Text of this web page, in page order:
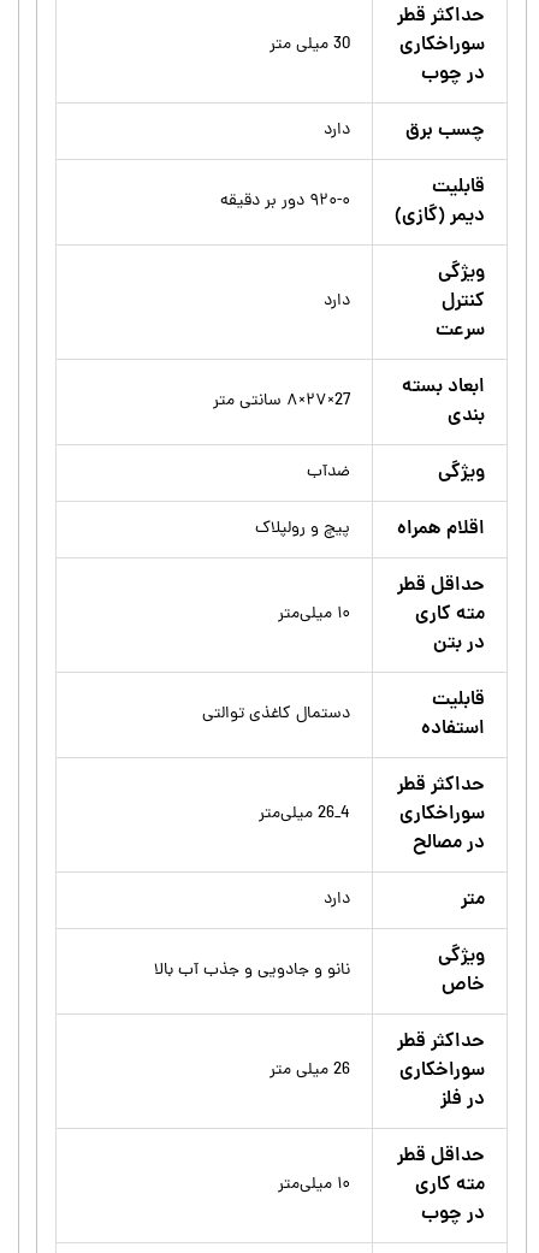
حداکثر قطر
سوراخکاری
در چوب
30 میلی متر
چسب برق دارد
قابلیت
دیمر (گازی)
۹۲۰-۰ دور بر دقیقه
ویژگی
کنترل
سرعت
دارد
ابعاد بسته
بندی
27×۲۷×۸ سانتی متر
ویژگی ضدآب
اقلام همراه پیچ و رولپلاک
حداقل قطر
مته کاری
در بتن
۱۰ میلی‌متر
قابلیت
استفاده
دستمال کاغذی توالتی
حداکثر قطر
سوراخکاری
در مصالح
4_26 میلی‌متر
متر دارد
ویژگی
خاص
نانو و جادویی و جذب آب بالا
حداکثر قطر
سوراخکاری
در فلز
26 میلی متر
حداقل قطر
مته کاری
در چوب
۱۰ میلی‌متر